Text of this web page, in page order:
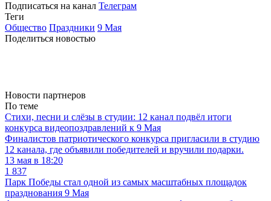
Подписаться на канал Телеграм
Теги
Общество Праздники 9 Мая
Поделиться новостью
Новости партнеров
По теме
Стихи, песни и слёзы в студии: 12 канал подвёл итоги
конкурса видеопоздравлений к 9 Мая
Финалистов патриотического конкурса пригласили в студию
12 канала, где объявили победителей и вручили подарки.
13 мая в 18:20
1 837
Парк Победы стал одной из самых масштабных площадок
празднования 9 Мая